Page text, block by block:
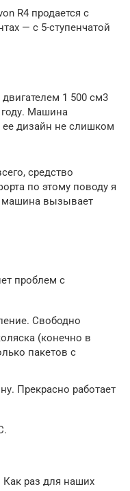
R4 продается с
— с 5-ступенчатой
1 500 см3
Машина
ее дизайн не слишком
средство
по этому поводу я
машина вызывает
проблем с
Свободно
(конечно в
пакетов с
Прекрасно работает
Как раз для наших